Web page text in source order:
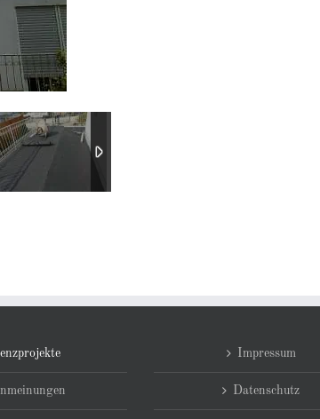
Impressum
Datenschutz